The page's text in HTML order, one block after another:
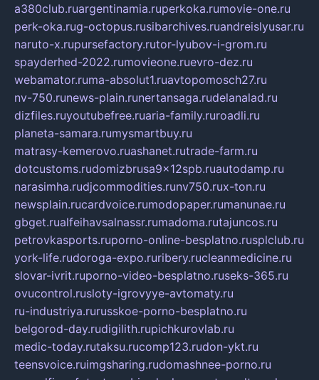
a380club.ruargentinamia.ruperkoka.rumovie-one.ru
perk-oka.rug-octopus.rusibarchives.ruandreislyusar.ru
naruto-x.rupursefactory.rutor-lyubov-i-grom.ru
spayderhed-2022.rumovieone.ruevro-dez.ru
webamator.ruma-absolut1.ruavtopomosch27.ru
nv-750.runews-plain.runertansaga.rudelanalad.ru
dizfiles.ruyoutubefree.ruaria-family.ruroadli.ru
planeta-samara.rumysmartbuy.ru
matrasy-kemerovo.ruashanet.rutrade-farm.ru
dotcustoms.rudomizbrusa9x12spb.ruautodamp.ru
narasimha.rudjcommodities.runv750.rux-ton.ru
newsplain.rucardvoice.rumodopaper.rumanunae.ru
gbget.rualfeihavsalnassr.rumadoma.rutajuncos.ru
petrovkasports.ruporno-online-besplatno.rusplclub.ru
york-life.rudoroga-expo.ruribery.rucleanmedicine.ru
slovar-ivrit.ruporno-video-besplatno.ruseks-365.ru
ovucontrol.rusloty-igrovyye-avtomaty.ru
ru-industriya.rurusskoe-porno-besplatno.ru
belgorod-day.rudigilith.rupichkurovlab.ru
medic-today.rutaksu.rucomp123.rudon-ykt.ru
teensvoice.ruimgsharing.rudomashnee-porno.ru